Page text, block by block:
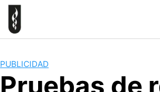
PUBLICIDAD
Pruebas de